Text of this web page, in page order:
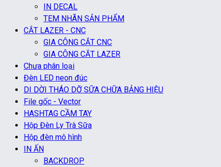
IN DECAL
TEM NHÃN SẢN PHẨM
CẮT LAZER - CNC
GIA CÔNG CẮT CNC
GIA CÔNG CẮT LAZER
Chưa phân loại
Đèn LED neon đúc
DI DỜI THÁO DỠ SỮA CHỮA BẢNG HIỆU
File gốc - Vector
HASHTAG CẦM TAY
Hộp Đèn Ly Trà Sữa
Hộp đèn mô hình
IN ẤN
BACKDROP